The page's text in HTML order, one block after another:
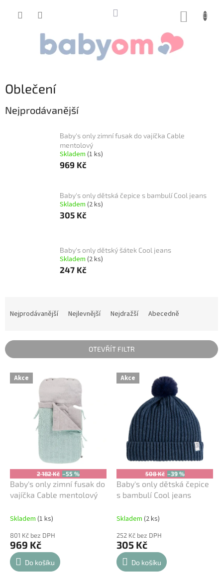
Oblečení
Nejprodávanější
Baby's only zimní fusak do vajíčka Cable
mentolový
Skladem (1 ks)
969 Kč
Baby's only dětská čepice s bambulí Cool jeans
Skladem (2 ks)
305 Kč
Baby's only dětský šátek Cool jeans
Skladem (2 ks)
247 Kč
n
í
Nejprodávanější Nejlevnější Nejdražší Abecedně
OTEVŘÍT FILTR
V Akce
2 182 Kč –55 %
Baby's only zimní fusak do
vajíčka Cable mentolový
Skladem (1 ks)
801 Kč bez DPH
969 Kč
Do košíku
Akce
508 Kč –39 %
Baby's only dětská čepice
s bambulí Cool jeans
Skladem (2 ks)
252 Kč bez DPH
305 Kč
Do košíku